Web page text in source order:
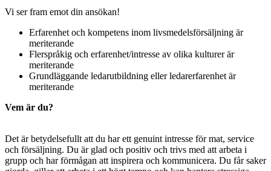
Vi ser fram emot din ansökan!
Erfarenhet och kompetens inom livsmedelsförsäljning är
meriterande
Flerspråkig och erfarenhet/intresse av olika kulturer är
meriterande
Grundläggande ledarutbildning eller ledarerfarenhet är
meriterande
Vem är du?
Det är betydelsefullt att du har ett genuint intresse för mat, service
och försäljning. Du är glad och positiv och trivs med att arbeta i
grupp och har förmågan att inspirera och kommunicera. Du får saker